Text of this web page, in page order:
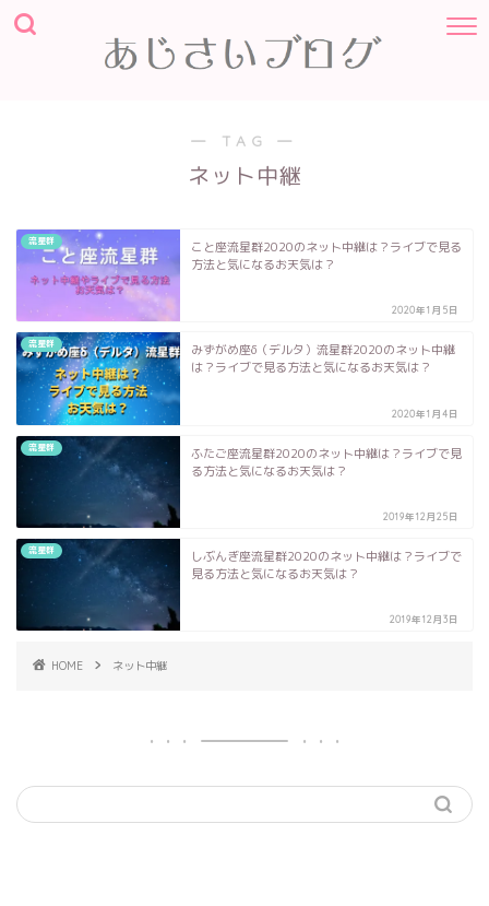
― TAG ―
ネット中継
流星群
こと座流星群2020のネット中継は？ライブで見る
方法と気になるお天気は？
2020年1月5日
流星群
みずがめ座δ（デルタ）流星群2020のネット中継
は？ライブで見る方法と気になるお天気は？
2020年1月4日
流星群
ふたご座流星群2020のネット中継は？ライブで見
る方法と気になるお天気は？
2019年12月25日
流星群
しぶんぎ座流星群2020のネット中継は？ライブで
見る方法と気になるお天気は？
2019年12月3日
HOME ネット中継